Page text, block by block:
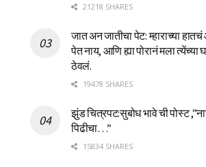
21218 SHARES
जात अन जातीचा पेट: म्हाराच्या हातचं
पेत नाय, आणि ह्या पोरानं मला त्येंच्या
ठेवलं.
19478 SHARES
झुंड चित्रपट:सुबोध भावे ची पोस्ट
पिढीचा…”
15834 SHARES